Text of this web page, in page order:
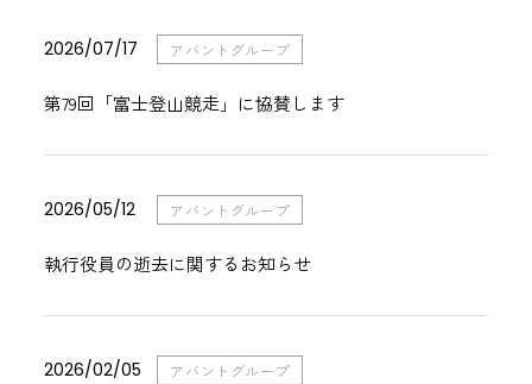
2026/07/17 アバントグループ
第79回「富士登山競走」に協賛します
2026/05/12 アバントグループ
執行役員の逝去に関するお知らせ
2026/02/05 アバントグループ